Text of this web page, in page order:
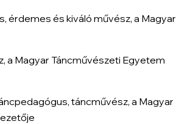
érdemes és kiváló művész, a Magyar
a Magyar Táncművészeti Egyetem
táncművész, a Magyar